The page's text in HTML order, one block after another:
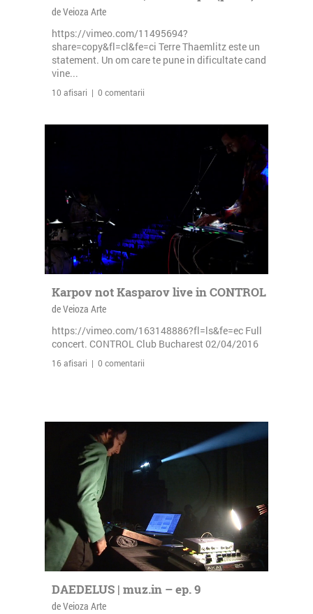
de Veioza Arte
https://vimeo.com/11495694?
share=copy&fl=cl&fe=ci Terre Thaemlitz este un
statement. Un om care te pune in dificultate cand
vine...
10 afisari | 0 comentarii
Karpov not Kasparov live in CONTROL
de Veioza Arte
https://vimeo.com/163148886?fl=ls&fe=ec Full
concert. CONTROL Club Bucharest 02/04/2016
16 afisari | 0 comentarii
DAEDELUS | muz.in – ep. 9
de Veioza Arte